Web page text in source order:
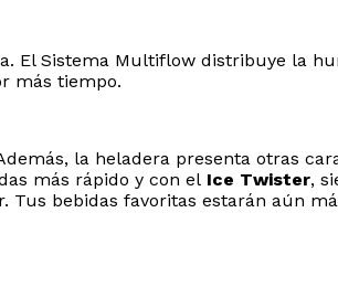
El Sistema Multiflow distribuye la
más tiempo.
la heladera presenta otras
más rápido y con el Ice Twister,
Tus bebidas favoritas estarán aún